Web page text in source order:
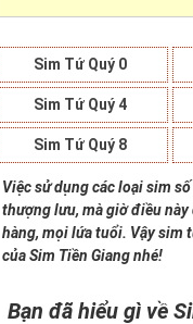
Sim Tứ Quý 0
Sim Tứ Quý 4
Sim Tứ Quý 8
Việc sử dụng các loại sim
thượng lưu, mà giờ điều
hàng, mọi lứa tuổi. Vậy sim
của Sim Tiền Giang nhé!
Bạn đã hiểu gì về